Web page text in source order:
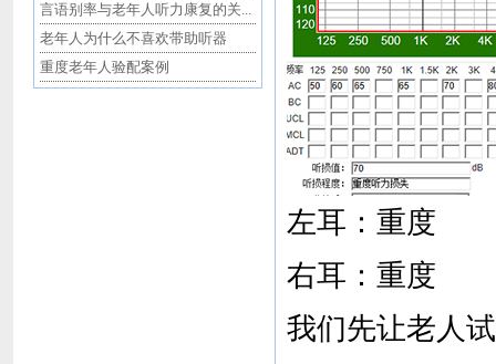
言语别率与老年人听力康复的关...
老年人为什么不喜欢带助听器
重度老年人验配案例
左耳：重度
右耳：重度
我们先让老人